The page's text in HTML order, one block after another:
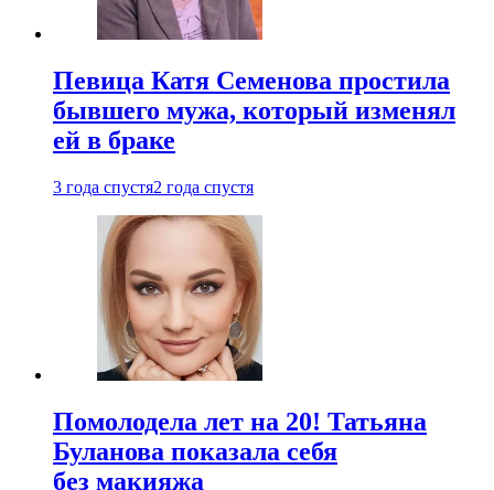
Певица Катя Семенова простила
бывшего мужа, который изменял
ей в браке
3 года спустя2 года спустя
Помолодела лет на 20! Татьяна
Буланова показала себя
без макияжа